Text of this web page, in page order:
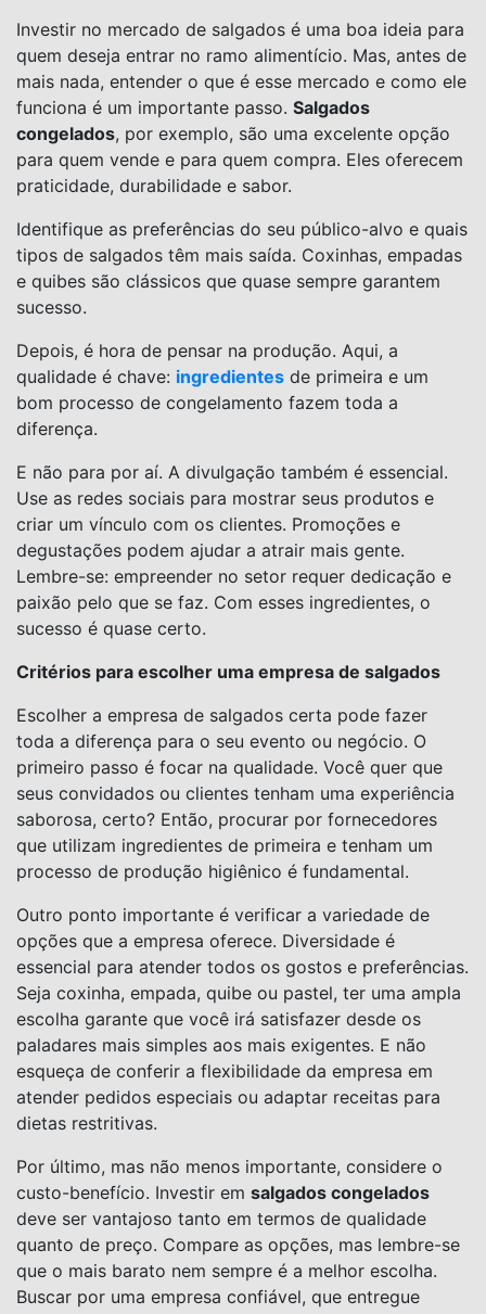
Investir no mercado de salgados é uma boa ideia para
quem deseja entrar no ramo alimentício. Mas, antes de
mais nada, entender o que é esse mercado e como ele
funciona é um importante passo. Salgados
congelados, por exemplo, são uma excelente opção
para quem vende e para quem compra. Eles oferecem
praticidade, durabilidade e sabor.
Identifique as preferências do seu público-alvo e quais
tipos de salgados têm mais saída. Coxinhas, empadas
e quibes são clássicos que quase sempre garantem
sucesso.
Depois, é hora de pensar na produção. Aqui, a
qualidade é chave: ingredientes de primeira e um
bom processo de congelamento fazem toda a
diferença.
E não para por aí. A divulgação também é essencial.
Use as redes sociais para mostrar seus produtos e
criar um vínculo com os clientes. Promoções e
degustações podem ajudar a atrair mais gente.
Lembre-se: empreender no setor requer dedicação e
paixão pelo que se faz. Com esses ingredientes, o
sucesso é quase certo.
Critérios para escolher uma empresa de salgados
Escolher a empresa de salgados certa pode fazer
toda a diferença para o seu evento ou negócio. O
primeiro passo é focar na qualidade. Você quer que
seus convidados ou clientes tenham uma experiência
saborosa, certo? Então, procurar por fornecedores
que utilizam ingredientes de primeira e tenham um
processo de produção higiênico é fundamental.
Outro ponto importante é verificar a variedade de
opções que a empresa oferece. Diversidade é
essencial para atender todos os gostos e preferências.
Seja coxinha, empada, quibe ou pastel, ter uma ampla
escolha garante que você irá satisfazer desde os
paladares mais simples aos mais exigentes. E não
esqueça de conferir a flexibilidade da empresa em
atender pedidos especiais ou adaptar receitas para
dietas restritivas.
Por último, mas não menos importante, considere o
custo-benefício. Investir em salgados congelados
deve ser vantajoso tanto em termos de qualidade
quanto de preço. Compare as opções, mas lembre-se
que o mais barato nem sempre é a melhor escolha.
Buscar por uma empresa confiável, que entregue